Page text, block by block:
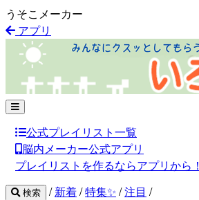
うそこメーカー
アプリ
公式プレイリスト一覧
脳内メーカー公式アプリ
プレイリストを作るならアプリから！
検索 / 新着/特集✨ /注目 /